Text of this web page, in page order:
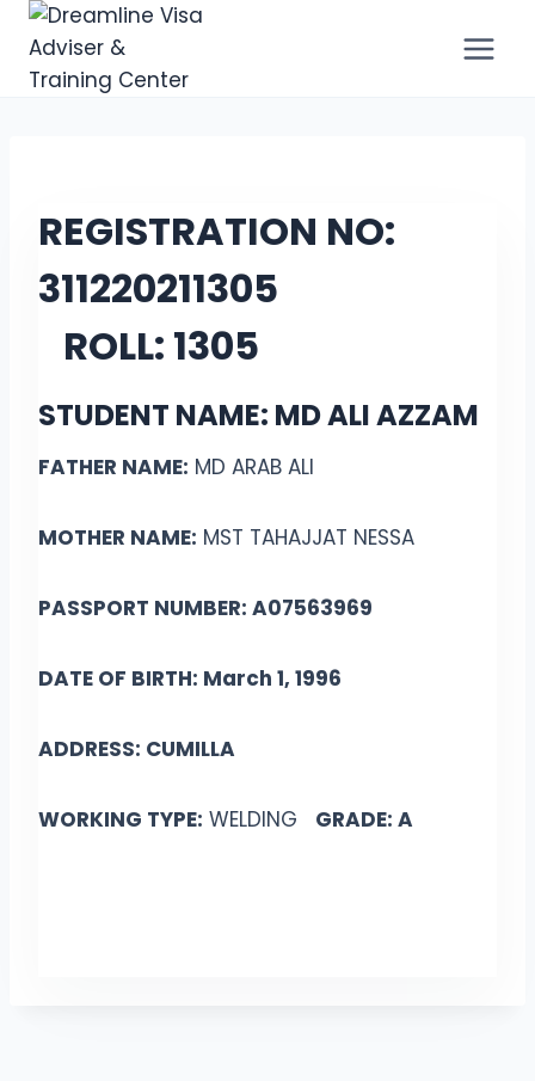
REGISTRATION NO:
311220211305
ROLL: 1305
STUDENT NAME: MD ALI AZZAM
FATHER NAME: MD ARAB ALI
MOTHER NAME: MST TAHAJJAT NESSA
PASSPORT NUMBER: A07563969
DATE OF BIRTH: March 1, 1996
ADDRESS: CUMILLA
WORKING TYPE: WELDING GRADE: A